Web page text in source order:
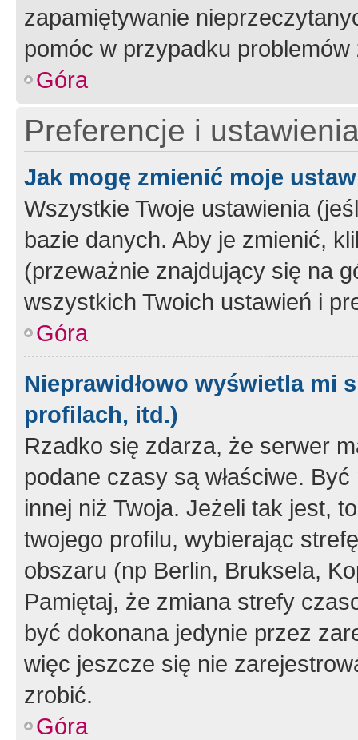
zapamiętywanie
pomóc w przypadku
Góra
Preferencje i
Jak mogę zmienić moje
Wszystkie Twoje ustawienia
bazie danych. Aby je zmienić,
(przeważnie znajdujący się na
wszystkich Twoich ustawień i
Góra
Nieprawidłowo wyświetla mi
profilach, itd.)
Rzadko się zdarza, że serwer
podane czasy są właściwe.
innej niż Twoja. Jeżeli tak jest,
twojego profilu, wybierając
obszaru (np Berlin, Bruksela,
Pamiętaj, że zmiana strefy
być dokonana jedynie przez
więc jeszcze się nie
zrobić.
Góra